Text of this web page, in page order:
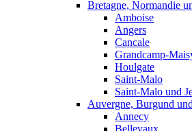
Bretagne, Normandie
Amboise
Angers
Cancale
Grandcamp-
Houlgate
Saint-Malo
Saint-Malo und
Auvergne, Burgund
Annecy
Bellevaux